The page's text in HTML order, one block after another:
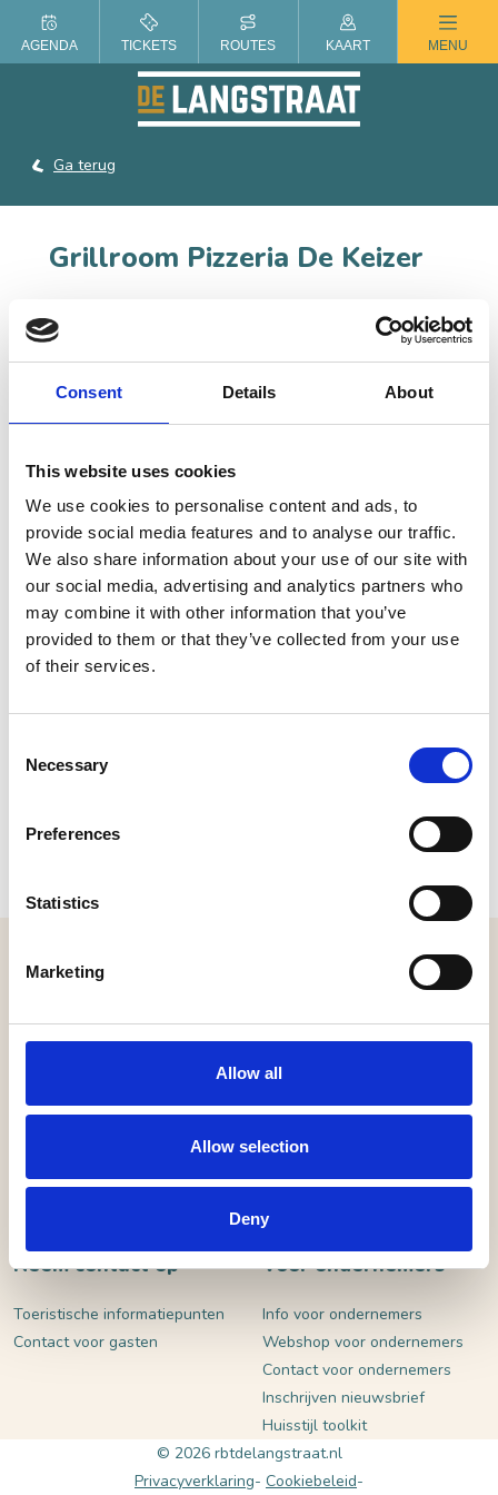
Consent Details About
This website uses cookies
We use cookies to personalise content and ads, to
provide social media features and to analyse our traffic.
We also share information about your use of our site with
our social media, advertising and analytics partners who
may combine it with other information that you’ve
provided to them or that they’ve collected from your use
of their services.
Selection
Necessary
Preferences
Statistics
Marketing
Allow all
Allow selection
Deny
ZOMER IN DE LANGSTRAAT
Ga terug
Grillroom Pizzeria De Keizer
Je pizza, kapsalon of dürüm döner kebab thuisbezorgd in
Raamsdonksveer en omstreken.
Het Anker 16, 4941 RG Raamsdonksveer
Plan je route
Neem contact op
Toeristische informatiepunten
Contact voor gasten
Voor ondernemers
Info voor ondernemers
Webshop voor ondernemers
Contact voor ondernemers
Inschrijven nieuwsbrief
Huisstijl toolkit
© 2026 rbtdelangstraat.nl
Privacyverklaring Cookiebeleid
AGENDA TICKETS ROUTES KAART MENU